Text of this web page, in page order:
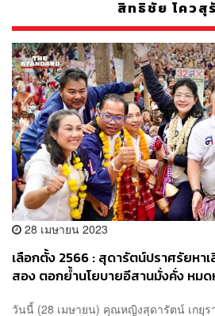
สิทธิชัย โควสุ
28 เมษายน 2023
เลือกตั้ง 2566 : สุดารัตน์ปราศรัยหา
สอง ตอกย้ำนโยบายอีสานมั่งคั่ง หม
วันนี้ (28 เมษายน) คุณหญิงสุดารัตน์ เกยุ